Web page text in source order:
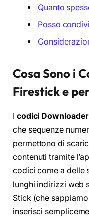
Quanto
Posso
Cosa Sono i
Firestick e
I codici
che sequenze
permettono di
contenuti tramite
codici come a delle
lunghi indirizzi web
Stick (che
inserisci